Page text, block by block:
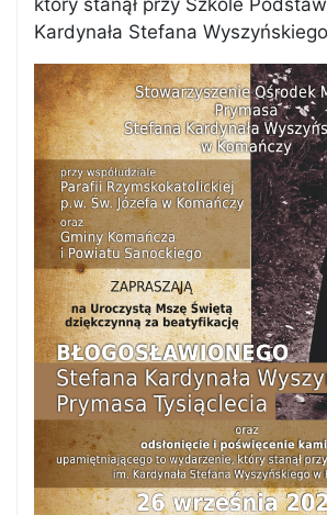
który stanął przy Szkole
Kardynała Stefana